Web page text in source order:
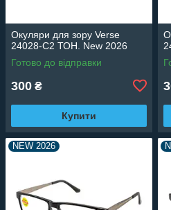
Окуляри для зору Verse
24028-C2 ТОН. New 2026
Готово до відправки
300 ₴
Купити
NEW 2026